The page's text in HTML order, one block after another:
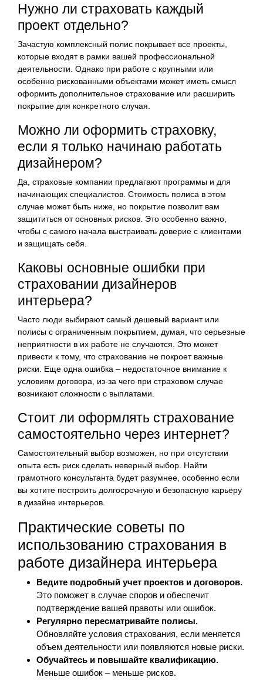
Нужно ли страховать каждый
проект отдельно?
Зачастую комплексный полис покрывает все проекты,
которые входят в рамки вашей профессиональной
деятельности. Однако при работе с крупными или
особенно рискованными объектами может иметь смысл
оформить дополнительное страхование или расширить
покрытие для конкретного случая.
Можно ли оформить страховку,
если я только начинаю работать
дизайнером?
Да, страховые компании предлагают программы и для
начинающих специалистов. Стоимость полиса в этом
случае может быть ниже, но покрытие позволит вам
защититься от основных рисков. Это особенно важно,
чтобы с самого начала выстраивать доверие с клиентами
и защищать себя.
Каковы основные ошибки при
страховании дизайнеров
интерьера?
Часто люди выбирают самый дешевый вариант или
полисы с ограниченным покрытием, думая, что серьезные
неприятности в их работе не случаются. Это может
привести к тому, что страхование не покроет важные
риски. Еще одна ошибка – недостаточное внимание к
условиям договора, из-за чего при страховом случае
возникают сложности с выплатами.
Стоит ли оформлять страхование
самостоятельно через интернет?
Самостоятельный выбор возможен, но при отсутствии
опыта есть риск сделать неверный выбор. Найти
грамотного консультанта будет разумнее, особенно если
вы хотите построить долгосрочную и безопасную карьеру
в дизайне интерьеров.
Практические советы по
использованию страхования в
работе дизайнера интерьера
Ведите подробный учет проектов и договоров.
Это поможет в случае споров и обеспечит
подтверждение вашей правоты или ошибок.
Регулярно пересматривайте полисы.
Обновляйте условия страхования, если меняется
объем деятельности или появляются новые риски.
Обучайтесь и повышайте квалификацию.
Меньше ошибок – меньше рисков.